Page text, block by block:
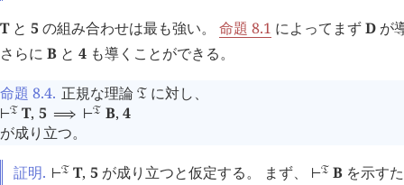
Tと 5 の組み合わせは最も強い。 命題 8.1 によってまずD が
さらに B と 4 も導くことができる。
命題 8.4. 正規な理論 󱁑 に対し、
⊢󱁑 T, 5 ⟹ ⊢󱁑 B, 4
が成り立つ。
証明. ⊢󱁑 T, 5 が成り立つと仮定する。 まず、 ⊢󱁑 B を示す